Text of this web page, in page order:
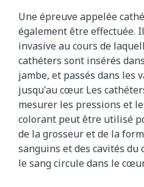
Une épreuve appelée
également être effectuée.
invasive au cours de
cathéters sont insérés
jambe, et passés dans les
jusqu'au cœur. Les
mesurer les pressions et
colorant peut être utilisé
de la grosseur et de la
sanguins et des cavités
le sang circule dans le